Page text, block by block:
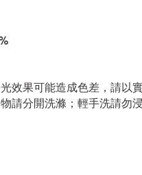
效果可能造成色差，請以
物請分開洗滌；輕手洗請勿